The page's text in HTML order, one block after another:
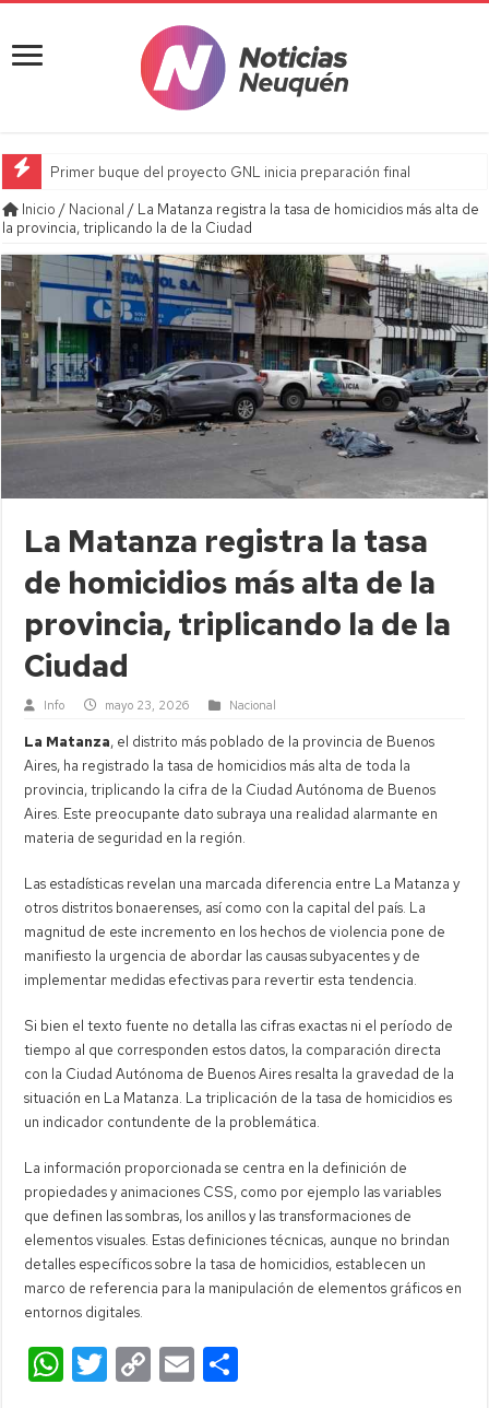
Primer buque del proyecto GNL inicia preparación final
Inicio / Nacional / La Matanza registra la tasa de homicidios más alta de
la provincia, triplicando la de la Ciudad
La Matanza registra la tasa
de homicidios más alta de la
provincia, triplicando la de la
Ciudad
Info mayo 23, 2026 Nacional
La Matanza, el distrito más poblado de la provincia de Buenos
Aires, ha registrado la tasa de homicidios más alta de toda la
provincia, triplicando la cifra de la Ciudad Autónoma de Buenos
Aires. Este preocupante dato subraya una realidad alarmante en
materia de seguridad en la región.
Las estadísticas revelan una marcada diferencia entre La Matanza y
otros distritos bonaerenses, así como con la capital del país. La
magnitud de este incremento en los hechos de violencia pone de
manifiesto la urgencia de abordar las causas subyacentes y de
implementar medidas efectivas para revertir esta tendencia.
Si bien el texto fuente no detalla las cifras exactas ni el período de
tiempo al que corresponden estos datos, la comparación directa
con la Ciudad Autónoma de Buenos Aires resalta la gravedad de la
situación en La Matanza. La triplicación de la tasa de homicidios es
un indicador contundente de la problemática.
La información proporcionada se centra en la definición de
propiedades y animaciones CSS, como por ejemplo las variables
que definen las sombras, los anillos y las transformaciones de
elementos visuales. Estas definiciones técnicas, aunque no brindan
detalles específicos sobre la tasa de homicidios, establecen un
marco de referencia para la manipulación de elementos gráficos en
entornos digitales.
W T C E